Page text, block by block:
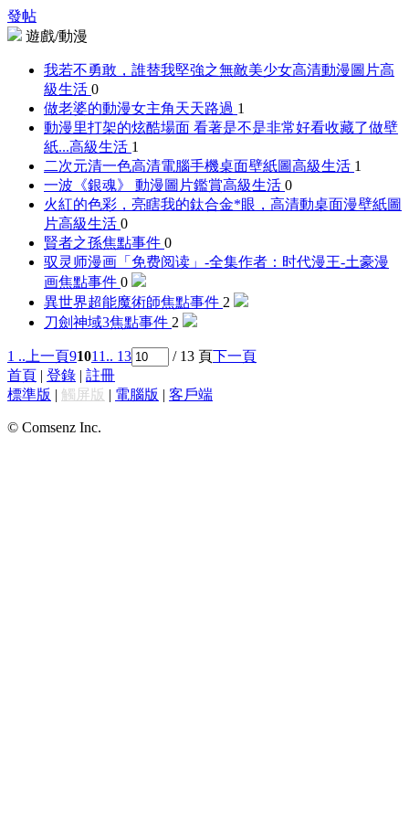
發帖
遊戲/動漫
我若不勇敢，誰替我堅強之無敵美少女高清動漫圖片高
級生活 0
做老婆的動漫女主角天天路過 1
動漫里打架的炫酷場面 看著是不是非常好看收藏了做壁
紙...高級生活 1
二次元清一色高清電腦手機桌面壁紙圖高級生活 1
一波《銀魂》 動漫圖片鑑賞高級生活 0
火紅的色彩，亮瞎我的鈦合金*眼，高清動桌面漫壁紙圖
片高級生活 0
賢者之孫焦點事件 0
驭灵师漫画「免费阅读」-全集作者：时代漫王-土豪漫
画焦點事件 0
異世界超能魔術師焦點事件 2
刀劍神域3焦點事件 2
1 .. 上一頁91011 .. 13 / 13 頁下一頁
首頁 | 登錄 | 註冊
標準版 | 觸屏版 | 電腦版 | 客戶端
© Comsenz Inc.